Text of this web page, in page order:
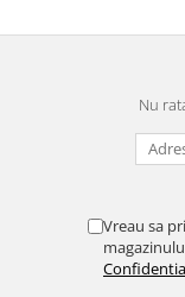
Nu
Vreau sa